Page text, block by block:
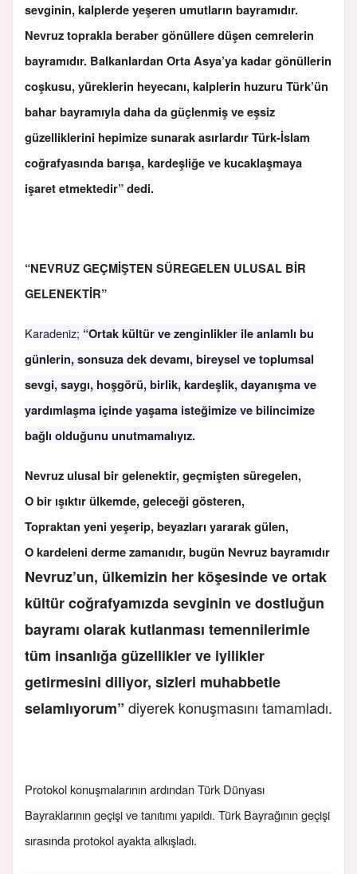
sevginin, kalplerde yeşeren umutların bayramıdır.
Nevruz toprakla beraber gönüllere düşen cemrelerin
bayramıdır. Balkanlardan Orta Asya’ya kadar gönüllerin
coşkusu, yüreklerin heyecanı, kalplerin huzuru Türk’ün
bahar bayramıyla daha da güçlenmiş ve eşsiz
güzelliklerini hepimize sunarak asırlardır Türk-İslam
coğrafyasında barışa, kardeşliğe ve kucaklaşmaya
işaret etmektedir” dedi.
“NEVRUZ GEÇMİŞTEN SÜREGELEN ULUSAL BİR
GELENEKTİR”
Karadeniz; “Ortak kültür ve zenginlikler ile anlamlı bu
günlerin, sonsuza dek devamı, bireysel ve toplumsal
sevgi, saygı, hoşgörü, birlik, kardeşlik, dayanışma ve
yardımlaşma içinde yaşama isteğimize ve bilincimize
bağlı olduğunu unutmamalıyız.
Nevruz ulusal bir gelenektir, geçmişten süregelen,
O bir ışıktır ülkemde, geleceği gösteren,
Topraktan yeni yeşerip, beyazları yararak gülen,
O kardeleni derme zamanıdır, bugün Nevruz bayramıdır
Nevruz’un, ülkemizin her köşesinde ve ortak
kültür coğrafyamızda sevginin ve dostluğun
bayramı olarak kutlanması temennilerimle
tüm insanlığa güzellikler ve iyilikler
getirmesini diliyor, sizleri muhabbetle
selamlıyorum” diyerek konuşmasını tamamladı.
Protokol konuşmalarının ardından Türk Dünyası
Bayraklarının geçişi ve tanıtımı yapıldı. Türk Bayrağının geçişi
sırasında protokol ayakta alkışladı.